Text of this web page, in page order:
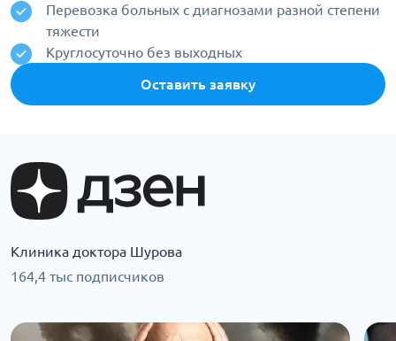
Перевозка больных с диагнозами разной степени
тяжести
Круглосуточно без выходных
Оставить заявку
Клиника доктора Шурова
164,4 тыс подписчиков